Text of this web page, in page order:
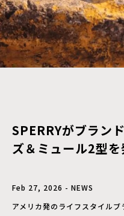
SPERRYがブラン
ズ＆ミュール2型を
Feb 27, 2026 - NEWS
アメリカ発のライフスタイルブ